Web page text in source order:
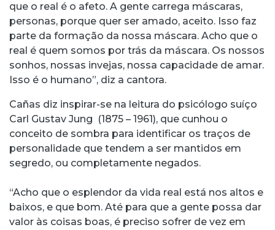
que o real é o afeto. A gente carrega máscaras,
personas, porque quer ser amado, aceito. Isso faz
parte da formação da nossa máscara. Acho que o
real é quem somos por trás da máscara. Os nossos
sonhos, nossas invejas, nossa capacidade de amar.
Isso é o humano”, diz a cantora.
Cañas diz inspirar-se na leitura do psicólogo suíço
Carl Gustav Jung (1875 – 1961), que cunhou o
conceito de sombra para identificar os traços de
personalidade que tendem a ser mantidos em
segredo, ou completamente negados.
“Acho que o esplendor da vida real está nos altos e
baixos, e que bom. Até para que a gente possa dar
valor às coisas boas, é preciso sofrer de vez em